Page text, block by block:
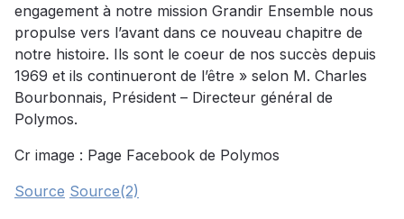
engagement à notre mission Grandir Ensemble nous
propulse vers l’avant dans ce nouveau chapitre de
notre histoire. Ils sont le coeur de nos succès depuis
1969 et ils continueront de l’être » selon M. Charles
Bourbonnais, Président – Directeur général de
Polymos.
Cr image : Page Facebook de Polymos
Source Source(2)